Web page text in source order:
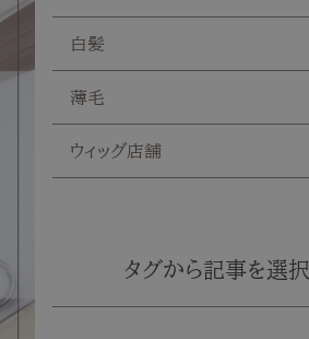
白髪
薄毛
ウィッグ店舗
タグから記事を選択